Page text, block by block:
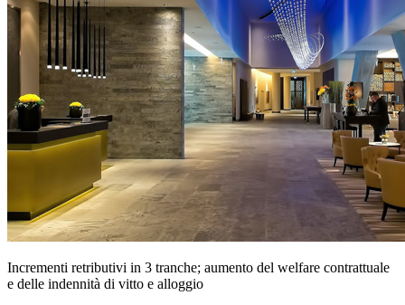
Incrementi retributivi in 3 tranche; aumento del welfare contrattuale
e delle indennità di vitto e alloggio